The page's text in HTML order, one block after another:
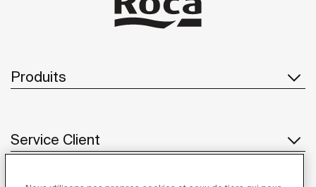
Produits
Service Client